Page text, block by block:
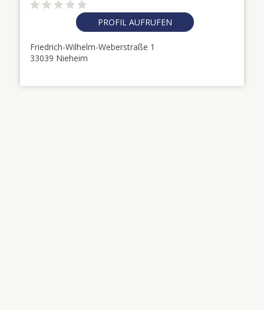
PROFIL AUFRUFEN
Friedrich-Wilhelm-Weberstraße 1
33039 Nieheim